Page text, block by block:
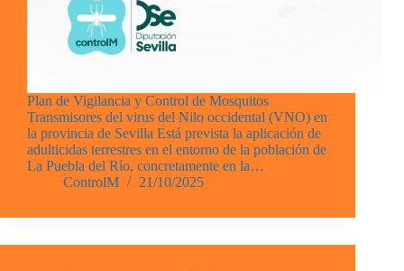
Plan de Vigilancia y Control de Mosquitos
Transmisores del virus del Nilo occidental (VNO) en
la provincia de Sevilla Está prevista la aplicación de
adulticidas terrestres en el entorno de la población de
La Puebla del Río, concretamente en la…
ControlM
21/10/2025